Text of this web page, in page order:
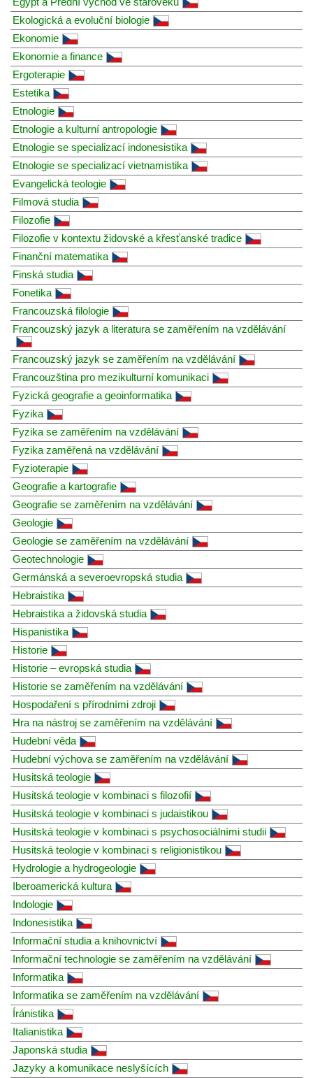
Ekologická a evoluční biologie
Ekonomie
Ekonomie a finance
Ergoterapie
Estetika
Etnologie
Etnologie a kulturní antropologie
Etnologie se specializací indonesistika
Etnologie se specializací vietnamistika
Evangelická teologie
Filmová studia
Filozofie
Filozofie v kontextu židovské a křesťanské tradice
Finanční matematika
Finská studia
Fonetika
Francouzská filologie
Francouzský jazyk a literatura se zaměřením na vzdělávání
Francouzský jazyk se zaměřením na vzdělávání
Francouzština pro mezikulturní komunikaci
Fyzická geografie a geoinformatika
Fyzika
Fyzika se zaměřením na vzdělávání
Fyzika zaměřená na vzdělávání
Fyzioterapie
Geografie a kartografie
Geografie se zaměřením na vzdělávání
Geologie
Geologie se zaměřením na vzdělávání
Geotechnologie
Germánská a severoevropská studia
Hebraistika
Hebraistika a židovská studia
Hispanistika
Historie
Historie – evropská studia
Historie se zaměřením na vzdělávání
Hospodaření s přírodními zdroji
Hra na nástroj se zaměřením na vzdělávání
Hudební věda
Hudební výchova se zaměřením na vzdělávání
Husitská teologie
Husitská teologie v kombinaci s filozofií
Husitská teologie v kombinaci s judaistikou
Husitská teologie v kombinaci s psychosociálními studii
Husitská teologie v kombinaci s religionistikou
Hydrologie a hydrogeologie
Iberoamerická kultura
Indologie
Indonesistika
Informační studia a knihovnictví
Informační technologie se zaměřením na vzdělávání
Informatika
Informatika se zaměřením na vzdělávání
Íránistika
Italianistika
Japonská studia
Jazyky a komunikace neslyšících